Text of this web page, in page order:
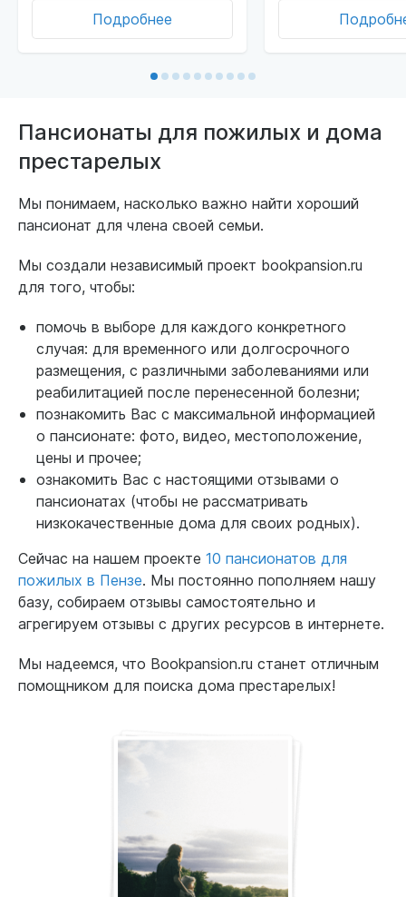
Подробнее
Пансионаты для пожилых и дома
престарелых
Мы понимаем, насколько важно найти хороший
пансионат для члена своей семьи.
Мы создали независимый проект bookpansion.ru
для того, чтобы:
помочь в выборе для каждого конкретного
случая: для временного или долгосрочного
размещения, с различными заболеваниями или
реабилитацией после перенесенной болезни;
познакомить Вас с максимальной информацией
о пансионате: фото, видео, местоположение,
цены и прочее;
ознакомить Вас с настоящими отзывами о
пансионатах (чтобы не рассматривать
низкокачественные дома для своих родных).
Сейчас на нашем проекте 10 пансионатов для
пожилых в Пензе. Мы постоянно пополняем нашу
базу, собираем отзывы самостоятельно и
агрегируем отзывы с других ресурсов в интернете.
Мы надеемся, что Bookpansion.ru станет отличным
помощником для поиска дома престарелых!